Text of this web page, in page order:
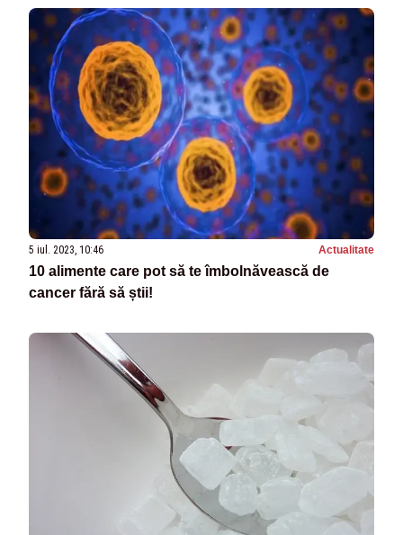
5 iul. 2023, 10:46 Actualitate
10 alimente care pot să te îmbolnăvească de
cancer fără să știi!